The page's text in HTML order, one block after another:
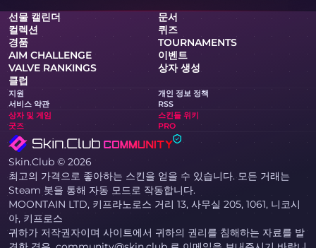
선물 캘린더
문서
컬렉션
퀴즈
경품
TOURNAMENTS
AIM CHALLENGE
이벤트
VALVE RANKINGS
상자 생성
클럽
지원
개인 정보 정책
서비스 약관
RSS
상자 및 게임
스킨들 위키
굿즈
PRO
Skin.Club © 2026
최고의 가격으로 좋아하는 스킨을 얻을 수 있습니다. 모든 거래는
Steam 봇을 통해 자동 모드로 작동합니다.
MOONTAIN LTD, 키프라노로스 거리 13, 사무실 205, 1061, 니코시
아, 키프로스
귀하가 저작권자이며 사이트에서 귀하의 권리를 침해하는 자료를 발